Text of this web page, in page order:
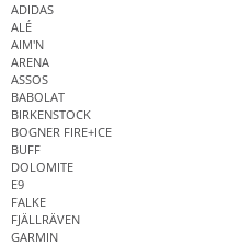
ADIDAS
ALÉ
AIM'N
ARENA
ASSOS
BABOLAT
BIRKENSTOCK
BOGNER FIRE+ICE
BUFF
DOLOMITE
E9
FALKE
FJÄLLRÄVEN
GARMIN